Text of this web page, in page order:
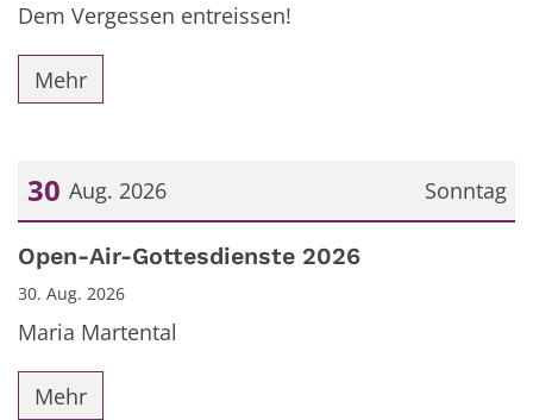
Dem Vergessen entreissen!
Mehr
Sonntag
30 Aug. 2026
Datum: 30. August 2026
Open-Air-Gottesdienste 2026
30. Aug. 2026
Maria Martental
Mehr